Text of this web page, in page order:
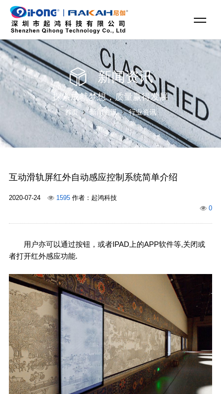
新闻资讯
探索成就梦想，质量赢得发展
首页 新闻资讯 行业资讯
互动滑轨屏红外自动感应控制系统简单介绍
2020-07-24 1595作者：起鸿科技
0
用户亦可以通过按钮，或者IPAD上的APP软件等,关闭或
者打开红外感应功能.